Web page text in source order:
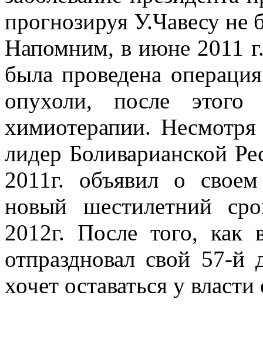
прогнозируя У.Чавесу не
Напомним, в июне 2011
была проведена
опухоли, после
химиотерапии. Несмотря
лидер Боливарианской
2011г. объявил о
новый шестилетний
2012г. После того,
отпраздновал свой 57-
хочет оставаться у